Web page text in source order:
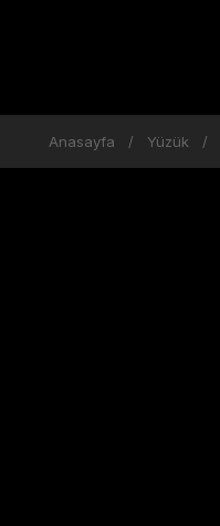
Anasayfa Yüzük